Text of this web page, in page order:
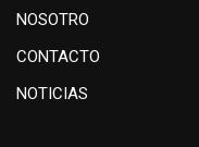
NOSOTRO
CONTACTO
NOTICIAS